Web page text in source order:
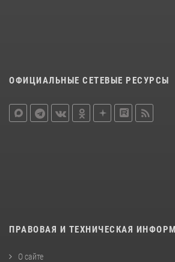
ОФИЦИАЛЬНЫЕ СЕТЕВЫЕ РЕСУРСЫ
ПРАВОВАЯ И ТЕХНИЧЕСКАЯ
О сайте